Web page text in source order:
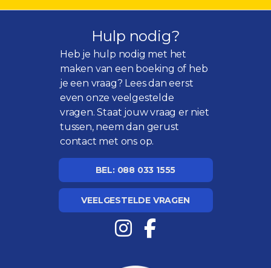
Hulp nodig?
Heb je hulp nodig met het
maken van een boeking of heb
je een vraag? Lees dan eerst
even onzeveelgestelde
vragen. Staat jouw vraag er niet
tussen, neem dan gerust
contact met ons op.
BEL: 088 033 1555
VEELGESTELDE VRAGEN